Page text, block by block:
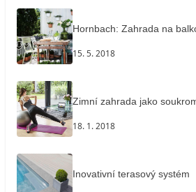
Hornbach: Zahrada na
15. 5. 2018
Zimní zahrada jako
18. 1. 2018
Inovativní terasový systém